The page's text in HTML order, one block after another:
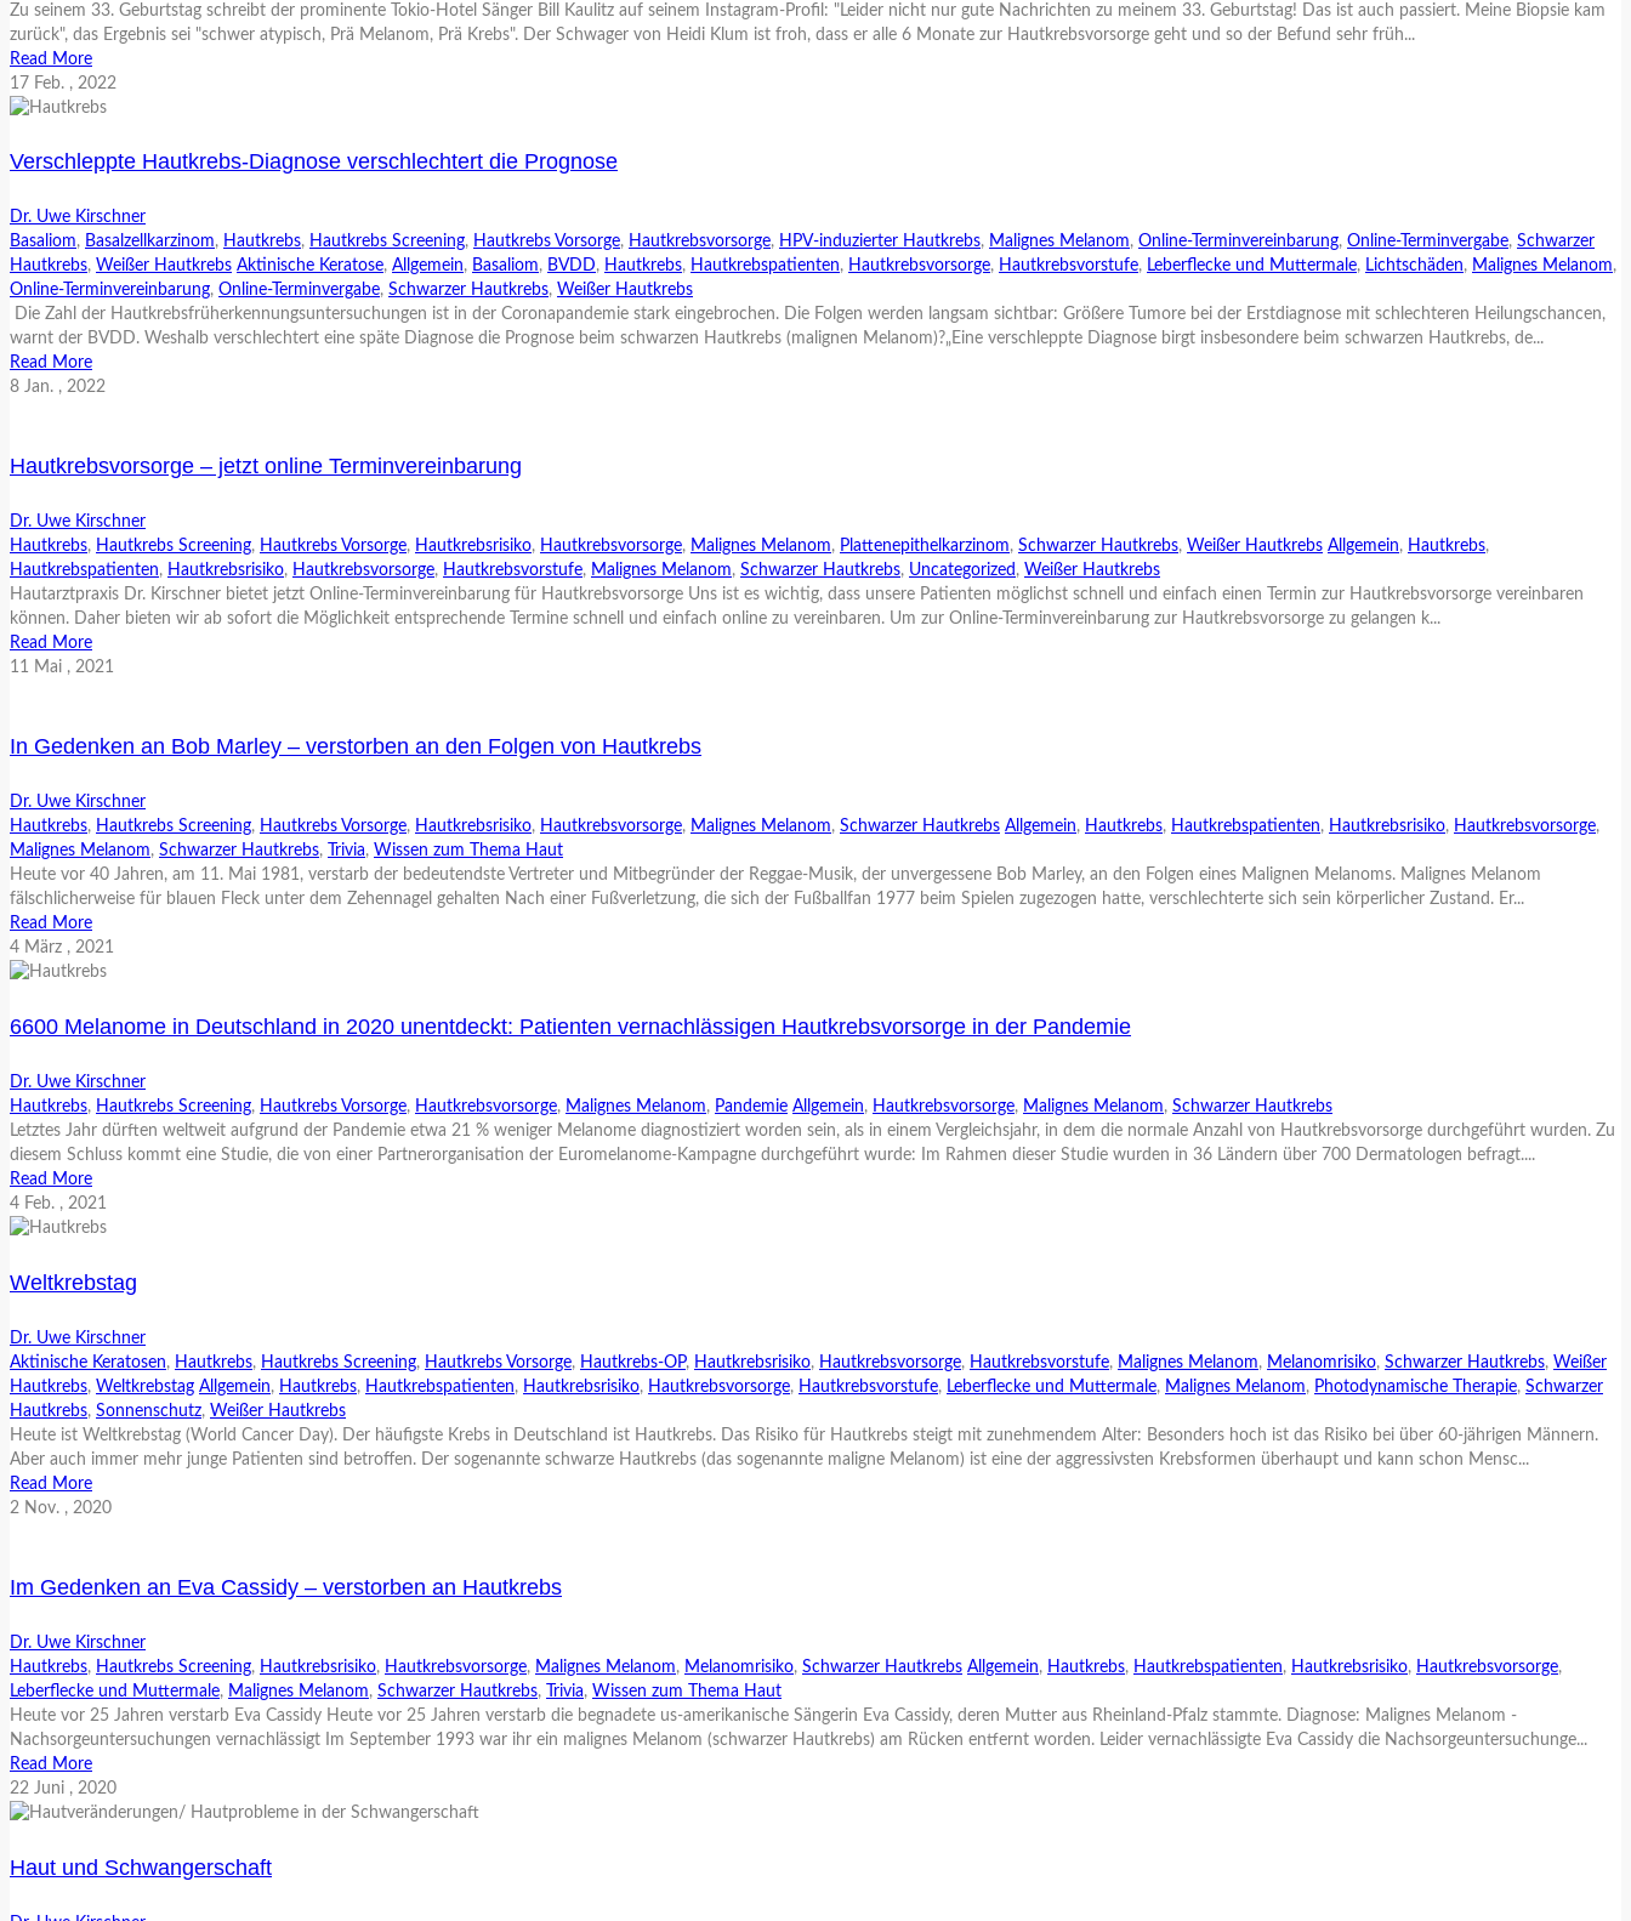
Zu seinem 33. Geburtstag schreibt der prominente Tokio-Hotel Sänger Bill Kaulitz auf seinem Instagram-Profil: "Leider nicht nur gute Nachrichten zu meinem 33. Geburtstag! Das ist auch passiert. Meine Biopsie kam
zurück", das Ergebnis sei "schwer atypisch, Prä Melanom, Prä Krebs". Der Schwager von Heidi Klum ist froh, dass er alle 6 Monate zur Hautkrebsvorsorge geht und so der Befund sehr früh...
Read More
17 Feb. , 2022
Verschleppte Hautkrebs-Diagnose verschlechtert die Prognose
Dr. Uwe Kirschner
Basaliom, Basalzellkarzinom, Hautkrebs, Hautkrebs Screening, Hautkrebs Vorsorge, Hautkrebsvorsorge, HPV-induzierter Hautkrebs, Malignes Melanom, Online-Terminvereinbarung, Online-Terminvergabe, Schwarzer
Hautkrebs, Weißer Hautkrebs Aktinische Keratose, Allgemein, Basaliom, BVDD, Hautkrebs, Hautkrebspatienten, Hautkrebsvorsorge, Hautkrebsvorstufe, Leberflecke und Muttermale, Lichtschäden, Malignes Melanom,
Online-Terminvereinbarung, Online-Terminvergabe, Schwarzer Hautkrebs, Weißer Hautkrebs
Die Zahl der Hautkrebsfrüherkennungsuntersuchungen ist in der Coronapandemie stark eingebrochen. Die Folgen werden langsam sichtbar: Größere Tumore bei der Erstdiagnose mit schlechteren Heilungschancen,
warnt der BVDD. Weshalb verschlechtert eine späte Diagnose die Prognose beim schwarzen Hautkrebs (malignen Melanom)?„Eine verschleppte Diagnose birgt insbesondere beim schwarzen Hautkrebs, de...
Read More
8 Jan. , 2022
Hautkrebsvorsorge – jetzt online Terminvereinbarung
Dr. Uwe Kirschner
Hautkrebs, Hautkrebs Screening, Hautkrebs Vorsorge, Hautkrebsrisiko, Hautkrebsvorsorge, Malignes Melanom, Plattenepithelkarzinom, Schwarzer Hautkrebs, Weißer Hautkrebs Allgemein, Hautkrebs,
Hautkrebspatienten, Hautkrebsrisiko, Hautkrebsvorsorge, Hautkrebsvorstufe, Malignes Melanom, Schwarzer Hautkrebs, Uncategorized , Weißer Hautkrebs
Hautarztpraxis Dr. Kirschner bietet jetzt Online-Terminvereinbarung für Hautkrebsvorsorge Uns ist es wichtig, dass unsere Patienten möglichst schnell und einfach einen Termin zur Hautkrebsvorsorge vereinbaren
können. Daher bieten wir ab sofort die Möglichkeit entsprechende Termine schnell und einfach online zu vereinbaren. Um zur Online-Terminvereinbarung zur Hautkrebsvorsorge zu gelangen k...
Read More
11 Mai , 2021
In Gedenken an Bob Marley – verstorben an den Folgen von Hautkrebs
Dr. Uwe Kirschner
Hautkrebs, Hautkrebs Screening, Hautkrebs Vorsorge, Hautkrebsrisiko, Hautkrebsvorsorge, Malignes Melanom, Schwarzer Hautkrebs Allgemein, Hautkrebs, Hautkrebspatienten, Hautkrebsrisiko, Hautkrebsvorsorge,
Malignes Melanom, Schwarzer Hautkrebs, Trivia, Wissen zum Thema Haut
Heute vor 40 Jahren, am 11. Mai 1981, verstarb der bedeutendste Vertreter und Mitbegründer der Reggae-Musik, der unvergessene Bob Marley, an den Folgen eines Malignen Melanoms. Malignes Melanom
fälschlicherweise für blauen Fleck unter dem Zehennagel gehalten Nach einer Fußverletzung, die sich der Fußballfan 1977 beim Spielen zugezogen hatte, verschlechterte sich sein körperlicher Zustand. Er...
Read More
4 März , 2021
6600 Melanome in Deutschland in 2020 unentdeckt: Patienten vernachlässigen Hautkrebsvorsorge in der Pandemie
Dr. Uwe Kirschner
Hautkrebs, Hautkrebs Screening, Hautkrebs Vorsorge, Hautkrebsvorsorge, Malignes Melanom, Pandemie Allgemein, Hautkrebsvorsorge, Malignes Melanom, Schwarzer Hautkrebs
Letztes Jahr dürften weltweit aufgrund der Pandemie etwa 21 % weniger Melanome diagnostiziert worden sein, als in einem Vergleichsjahr, in dem die normale Anzahl von Hautkrebsvorsorge durchgeführt wurden. Zu
diesem Schluss kommt eine Studie, die von einer Partnerorganisation der Euromelanome-Kampagne durchgeführt wurde: Im Rahmen dieser Studie wurden in 36 Ländern über 700 Dermatologen befragt....
Read More
4 Feb. , 2021
Weltkrebstag
Dr. Uwe Kirschner
Aktinische Keratosen, Hautkrebs, Hautkrebs Screening, Hautkrebs Vorsorge, Hautkrebs-OP, Hautkrebsrisiko, Hautkrebsvorsorge, Hautkrebsvorstufe, Malignes Melanom, Melanomrisiko, Schwarzer Hautkrebs, Weißer
Hautkrebs, Weltkrebstag Allgemein, Hautkrebs, Hautkrebspatienten, Hautkrebsrisiko, Hautkrebsvorsorge, Hautkrebsvorstufe, Leberflecke und Muttermale, Malignes Melanom, Photodynamische Therapie, Schwarzer
Hautkrebs, Sonnenschutz, Weißer Hautkrebs
Heute ist Weltkrebstag (World Cancer Day). Der häufigste Krebs in Deutschland ist Hautkrebs. Das Risiko für Hautkrebs steigt mit zunehmendem Alter: Besonders hoch ist das Risiko bei über 60-jährigen Männern.
Aber auch immer mehr junge Patienten sind betroffen. Der sogenannte schwarze Hautkrebs (das sogenannte maligne Melanom) ist eine der aggressivsten Krebsformen überhaupt und kann schon Mensc...
Read More
2 Nov. , 2020
Im Gedenken an Eva Cassidy – verstorben an Hautkrebs
Dr. Uwe Kirschner
Hautkrebs, Hautkrebs Screening, Hautkrebsrisiko, Hautkrebsvorsorge, Malignes Melanom, Melanomrisiko, Schwarzer Hautkrebs Allgemein, Hautkrebs, Hautkrebspatienten, Hautkrebsrisiko, Hautkrebsvorsorge,
Leberflecke und Muttermale, Malignes Melanom, Schwarzer Hautkrebs, Trivia, Wissen zum Thema Haut
Heute vor 25 Jahren verstarb Eva Cassidy Heute vor 25 Jahren verstarb die begnadete us-amerikanische Sängerin Eva Cassidy, deren Mutter aus Rheinland-Pfalz stammte. Diagnose: Malignes Melanom -
Nachsorgeuntersuchungen vernachlässigt Im September 1993 war ihr ein malignes Melanom (schwarzer Hautkrebs) am Rücken entfernt worden. Leider vernachlässigte Eva Cassidy die Nachsorgeuntersuchunge...
Read More
22 Juni , 2020
Haut und Schwangerschaft